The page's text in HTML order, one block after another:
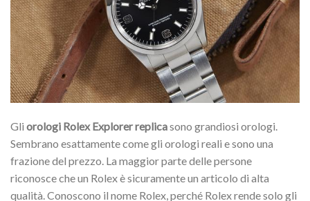
Gli orologi Rolex Explorer replicasono grandiosi orologi.
Sembrano esattamente come gli orologi reali e sono una
frazione del prezzo. La maggior parte delle persone
riconosce che un Rolex è sicuramente un articolo di alta
qualità. Conoscono il nome Rolex, perché Rolex rende solo gli